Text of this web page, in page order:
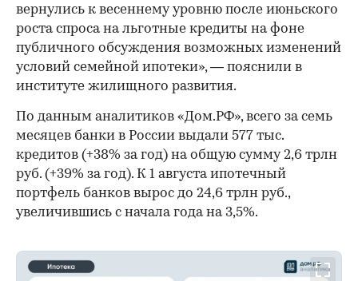
вернулись к весеннему уровню после июньского
роста спроса на льготные кредиты на фоне
публичного обсуждения возможных изменений
условий семейной ипотеки», — пояснили в
институте жилищного развития.
По данным аналитиков «Дом.РФ», всего за семь
месяцев банки в России выдали 577 тыс.
кредитов (+38% за год) на общую сумму 2,6 трлн
руб. (+39% за год). К 1 августа ипотечный
портфель банков вырос до 24,6 трлн руб.,
увеличившись с начала года на 3,5%.